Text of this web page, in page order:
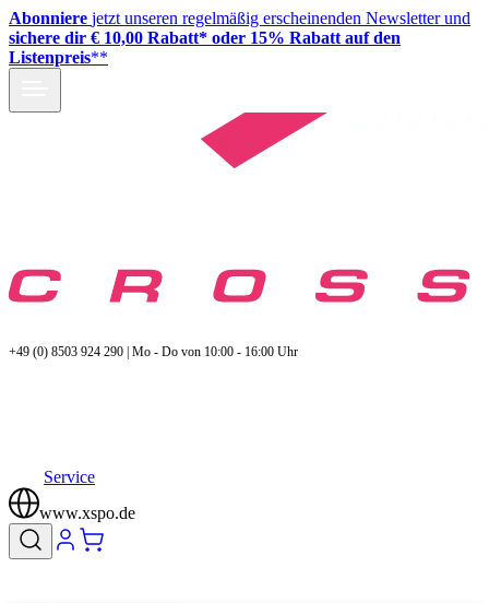
Abonniere jetzt unseren regelmäßig erscheinenden Newsletter und
sichere dir € 10,00 Rabatt* oder 15% Rabatt auf den
Listenpreis**
+49 (0) 8503 924 290 | Mo - Do von 10:00 - 16:00 Uhr
Service
www.xspo.de